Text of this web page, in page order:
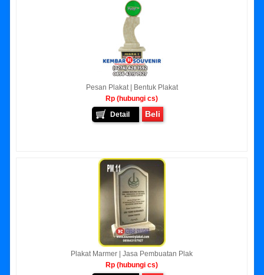
Pesan Plakat | Bentuk Plakat
Rp (hubungi cs)
Detail
Beli
Plakat Marmer | Jasa Pembuatan Plak
Rp (hubungi cs)